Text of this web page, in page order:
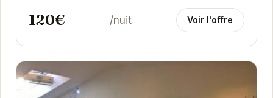
120€ /nuit Voir l'offre